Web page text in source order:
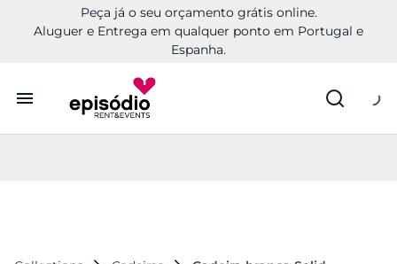
Peça já o seu orçamento grátis online.
Aluguer e Entrega em qualquer ponto em Portugal e
Espanha.
Aluguer